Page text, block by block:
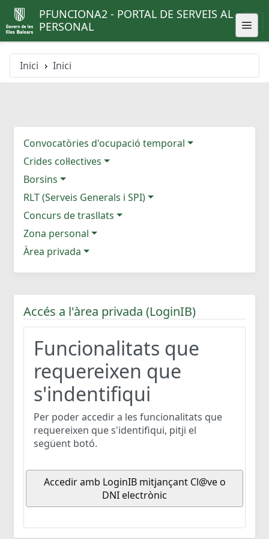
PFUNCIONA2 - PORTAL DE SERVEIS AL
PERSONAL
Inici Inici
Convocatòries d'ocupació temporal
Crides col·lectives
Borsins
RLT (Serveis Generals i SPI)
Concurs de trasllats
Zona personal
Àrea privada
Accés a l'àrea privada (LoginIB)
Funcionalitats que
requereixen que
s'indentifiqui
Per poder accedir a les funcionalitats que
requereixen que s'identifiqui, pitji el
següent botó.
Accedir amb LoginIB mitjançant Cl@ve o
DNI electrònic